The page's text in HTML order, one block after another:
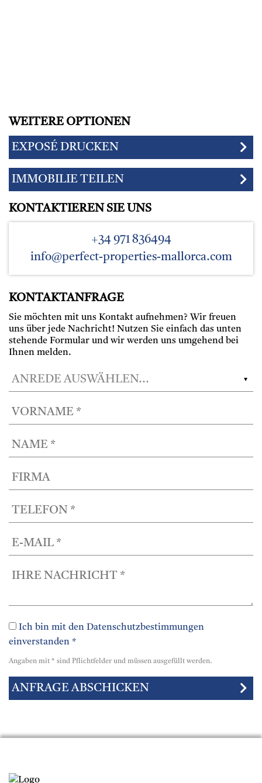
WEITERE OPTIONEN
EXPOSÉ DRUCKEN
IMMOBILIE TEILEN
KONTAKTIEREN SIE UNS
+34 971 836494
info@perfect-properties-mallorca.com
KONTAKTANFRAGE
Sie möchten mit uns Kontakt aufnehmen? Wir freuen
uns über jede Nachricht! Nutzen Sie einfach das unten
stehende Formular und wir werden uns umgehend bei
Ihnen melden.
Ich bin mit den Datenschutzbestimmungen
einverstanden *
Angaben mit * sind Pflichtfelder und müssen ausgefüllt werden.